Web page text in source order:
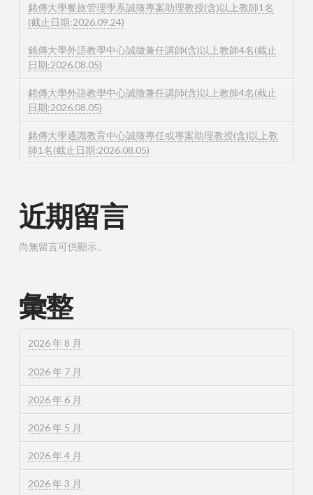
銘傳大學餐旅管理學系誠徵專案助理教授(含)以上教師1名
(截止日期:2026.09.24)
銘傳大學外語教學中心誠徵兼任講師(含)以上教師4名(截止
日期:2026.08.05)
銘傳大學外語教學中心誠徵兼任講師(含)以上教師4名(截止
日期:2026.08.05)
銘傳大學通識教育中心誠徵專任或專案助理教授(含)以上教
師1名(截止日期:2026.08.05)
近期留言
尚無留言可供顯示。
彙整
2026 年 8 月
2026 年 7 月
2026 年 6 月
2026 年 5 月
2026 年 4 月
2026 年 3 月